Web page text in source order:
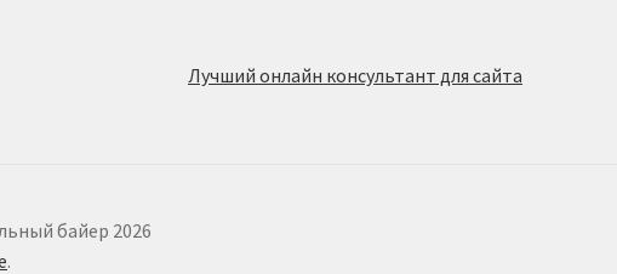
байер 2026
.